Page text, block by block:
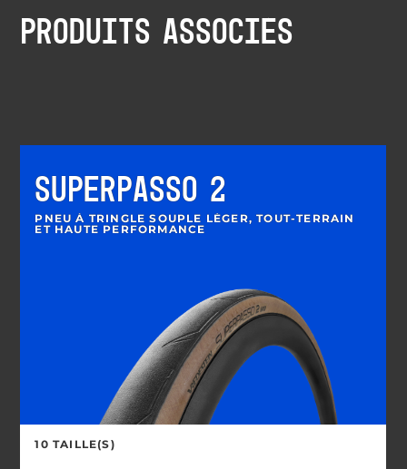
PRODUITS ASSOCIÉS
SUPERPASSO 2
PNEU À TRINGLE SOUPLE LÉGER, TOUT-TERRAIN
ET HAUTE PERFORMANCE
10 TAILLE(S)